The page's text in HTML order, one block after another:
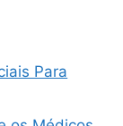
Para